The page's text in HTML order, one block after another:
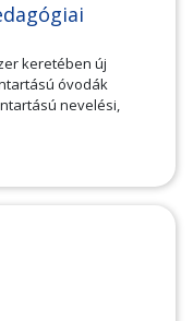
keretében új
óvodák
nevelési,